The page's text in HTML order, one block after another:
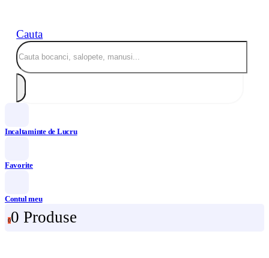
Cauta
Incaltaminte de Lucru
Favorite
Contul meu
00 Produse